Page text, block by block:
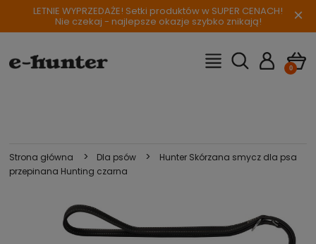
LETNIE WYPRZEDAŻE! Setki produktów w SUPER CENACH!
Nie czekaj - najlepsze okazje szybko znikają! ×
Strona główna > Dla psów >
Hunter Skórzana smycz dla psa
przepinana Hunting czarna